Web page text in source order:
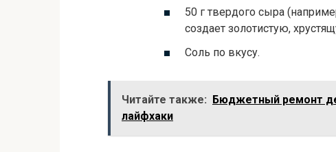
50 г твердого сыра
создает золотистую,
Соль по вкусу.
Читайте также: Бюджетный ремонт
лайфхаки